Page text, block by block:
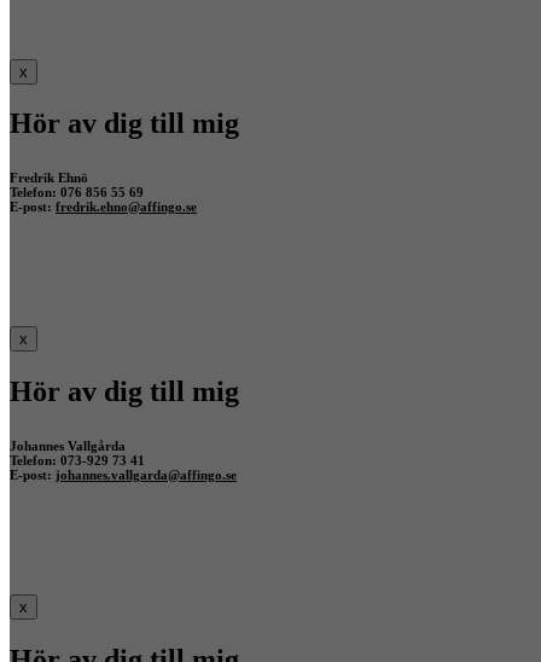
x
Hör av dig till mig
Fredrik Ehnö
Telefon: 076 856 55 69
E-post: fredrik.ehno@affingo.se
x
Hör av dig till mig
Johannes Vallgårda
Telefon: 073-929 73 41
E-post: johannes.vallgarda@affingo.se
x